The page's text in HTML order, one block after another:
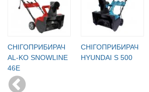
СНІГОПРИБИРАЧ
AL-KO SNOWLINE
46E
СНІГОПРИБИРАЧ
HYUNDAI S 500